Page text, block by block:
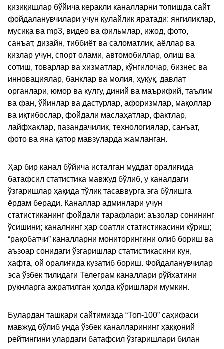
қизиқишлар бўйича керакли каналларни топишда сайт
фойдаланувчилари учун қулайлик яратади: янгиликлар,
мусиқа ва mp3, видео ва фильмлар, ижод, фото,
санъат, дизайн, тиббиёт ва саломатлик, аёллар ва
қизлар учун, спорт олами, автомобиллар, олиш ва
сотиш, товарлар ва хизматлар, кўнгилочар, бизнес ва
инновациялар, банклар ва молия, ҳуқуқ, давлат
органлари, юмор ва кулгу, диний ва маърифий, таълим
ва фан, ўйинлар ва дастурлар, афоризмлар, мақоллар
ва иқтибослар, фойдали маслаҳатлар, фактлар,
лайфхаклар, пазандачилик, технологиялар, санъат,
фото ва яна қатор мавзуларда жамланган.
Ҳар бир канал бўйича исталган муддат оралиғида
батафсил статистика мавжуд бўлиб, у каналдаги
ўзгаришлар ҳақида тўлиқ тасаввурга эга бўлишга
ёрдам беради. Каналлар админлари учун
статистиканинг фойдали тарафлари: аъзолар сонининг
ўсишини; каналнинг ҳар соатли статистикасини кўриш;
“рақобатчи” каналларни мониторингини олиб бориш ва
аъзоар сонидаги ўзгаришлар статистикасини кун,
хафта, ой оралиғида кузатиб бориш. Фойдаланувчилар
эса ўзбек тилидаги Телеграм каналлари рўйхатини
рукнларга ажратилган ҳолда кўришлари мумкин.
Булардан ташқари сайтимизда “Топ-100” саҳифаси
мавжуд бўлиб унда ўзбек каналларининг ҳаққоний
рейтингини улардаги батафсил ўзгаришлари билан